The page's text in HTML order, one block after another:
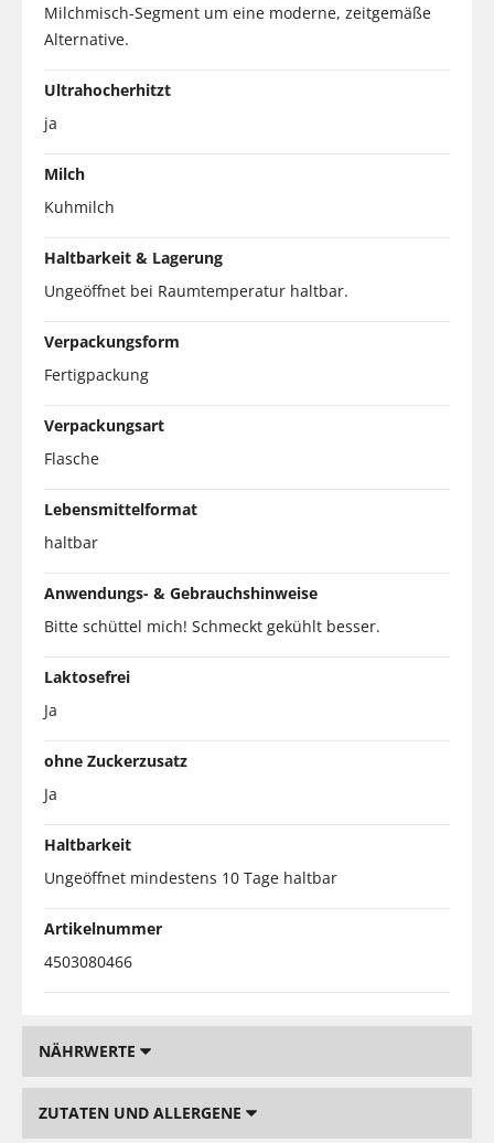
Milchmisch-Segment um eine moderne, zeitgemäße
Alternative.
Ultrahocherhitzt
ja
Milch
Kuhmilch
Haltbarkeit & Lagerung
Ungeöffnet bei Raumtemperatur haltbar.
Verpackungsform
Fertigpackung
Verpackungsart
Flasche
Lebensmittelformat
haltbar
Anwendungs- & Gebrauchshinweise
Bitte schüttel mich! Schmeckt gekühlt besser.
Laktosefrei
Ja
ohne Zuckerzusatz
Ja
Haltbarkeit
Ungeöffnet mindestens 10 Tage haltbar
Artikelnummer
4503080466
NÄHRWERTE
ZUTATEN UND ALLERGENE